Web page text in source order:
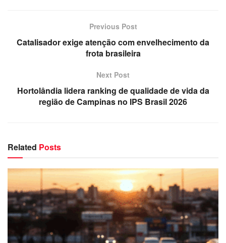
Previous Post
Catalisador exige atenção com envelhecimento da
frota brasileira
Next Post
Hortolândia lidera ranking de qualidade de vida da
região de Campinas no IPS Brasil 2026
Related Posts